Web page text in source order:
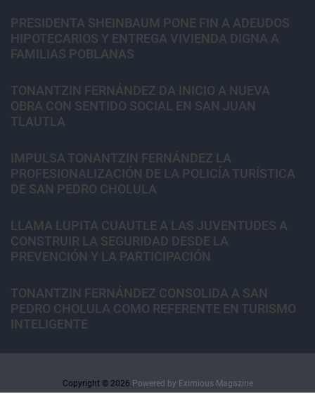
PRESIDENTA SHEINBAUM PONE FIN A ADEUDOS
HIPOTECARIOS Y ENTREGA VIVIENDA DIGNA A
FAMILIAS POBLANAS
TONANTZIN FERNÁNDEZ DA INICIO A NUEVA
OBRA CON SENTIDO SOCIAL EN SAN JUAN
TLAUTLA
IMPULSA TONANTZIN FERNÁNDEZ LA
PROFESIONALIZACIÓN DE LA POLICÍA TURÍSTICA
DE SAN PEDRO CHOLULA
LLAMA LUPITA CUAUTLE A LAS JUVENTUDES A
CONSTRUIR LA SEGURIDAD DESDE LA
PREVENCIÓN Y LA PARTICIPACIÓN
TONANTZIN FERNÁNDEZ CONSOLIDA A SAN
PEDRO CHOLULA COMO REFERENTE EN TURISMO
INTELIGENTE
Copyright © 2026. Powered by Eximious Magazine